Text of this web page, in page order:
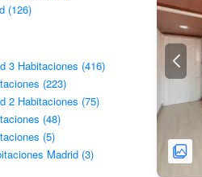
(126)
3 Habitaciones (416)
(223)
2 Habitaciones (75)
(48)
(5)
Madrid (3)